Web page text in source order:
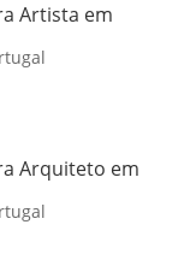
Artista em
Arquiteto em